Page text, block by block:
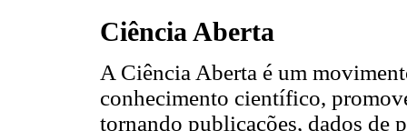
Ciência Aberta
A Ciência Aberta é um
conhecimento científico,
tornando publicações, dados de